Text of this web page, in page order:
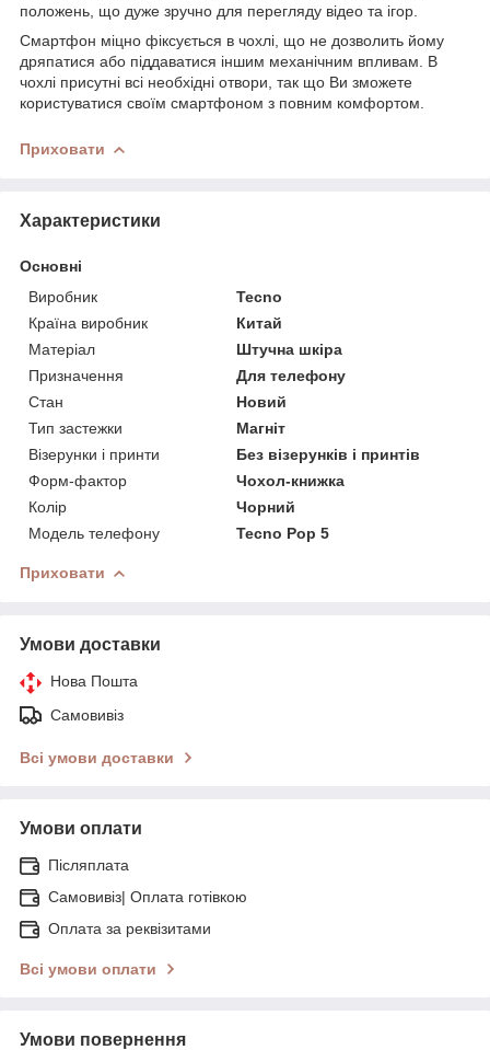
положень, що дуже зручно для перегляду відео та ігор.
Смартфон міцно фіксується в чохлі, що не дозволить йому
дряпатися або піддаватися іншим механічним впливам. В
чохлі присутні всі необхідні отвори, так що Ви зможете
користуватися своїм смартфоном з повним комфортом.
Приховати
Характеристики
Основні
Виробник
Tecno
Країна виробник
Китай
Матеріал
Штучна шкіра
Призначення
Для телефону
Стан
Новий
Тип застежки
Магніт
Візерунки і принти
Без візерунків і принтів
Форм-фактор
Чохол-книжка
Колір
Чорний
Модель телефону
Tecno Pop 5
Приховати
Умови доставки
Нова Пошта
Самовивіз
Всі умови доставки
Умови оплати
Післяплата
Самовивіз| Оплата готівкою
Оплата за реквізитами
Всі умови оплати
Умови повернення